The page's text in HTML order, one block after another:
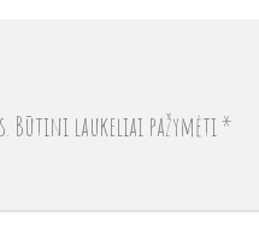
Būtini laukeliai pažymėti*